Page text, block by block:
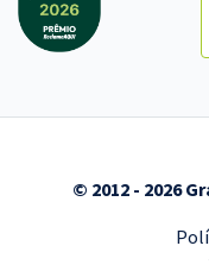
© 2012 - 2026